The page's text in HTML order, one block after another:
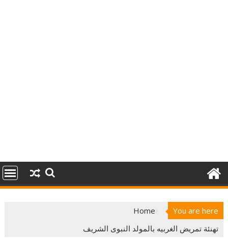
You are here
Home
تهنئة تمريض الغربيه بالمولد النبوى الشريف